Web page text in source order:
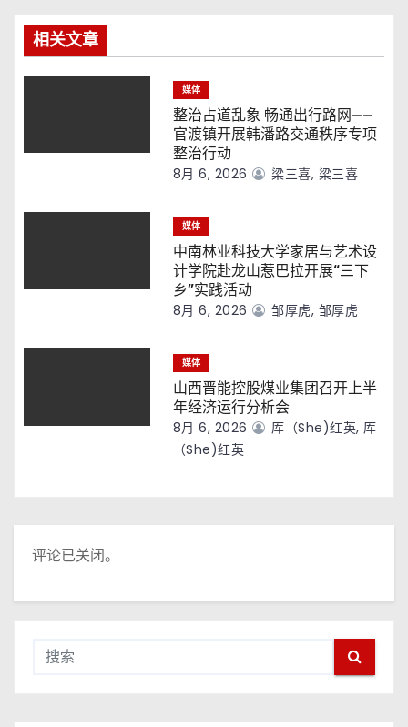
航
相关文章
媒体
整治占道乱象 畅通出行路网——
官渡镇开展韩潘路交通秩序专项
整治行动
8月 6, 2026 梁三喜, 梁三喜
媒体
中南林业科技大学家居与艺术设
计学院赴龙山惹巴拉开展“三下
乡”实践活动
8月 6, 2026 邹厚虎, 邹厚虎
媒体
山西晋能控股煤业集团召开上半
年经济运行分析会
8月 6, 2026
厍（she)红英, 厍
（she)红英
评论已关闭。